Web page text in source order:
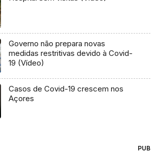
Governo não prepara novas
medidas restritivas devido à Covid-
19 (Vídeo)
Casos de Covid-19 crescem nos
Açores
PUB